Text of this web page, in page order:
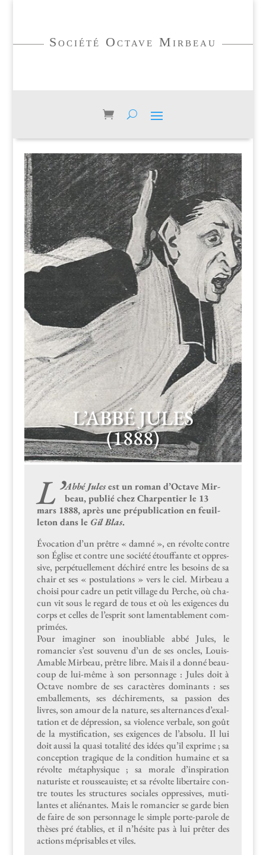
Société Octave Mirbeau
L’ABBÉ JULES
(1888)
L’Abbé Julesest un roman d’Octave Mir­
beau, pub­lié chez Char­p­en­tier le 13
mars 1888, après une prépub­li­ca­tion en feuil­
leton dans le Gil Blas.
Évo­ca­tion d’un prêtre « damné », en révolte con­tre
son Église et con­tre une société étouf­fante et oppres­
sive, per­pétuelle­ment déchiré entre les besoins de sa
chair et ses « pos­tu­la­tions » vers le ciel. Mir­beau a
choisi pour cadre un petit vil­lage du Perche, où cha­
cun vit sous le regard de tous et où les exi­gences du
corps et celles de l’e­sprit sont lam­en­ta­ble­ment com­
primées.
Pour imag­in­er son inou­bli­able abbé Jules, le
romanci­er s’est sou­venu d’un de ses oncles, Louis-
Amable Mir­beau, prêtre libre. Mais il a don­né beau­
coup de lui-même à son per­son­nage : Jules doit à
Octave nom­bre de ses car­ac­tères dom­i­nants : ses
emballe­ments, ses déchire­ments, sa pas­sion des
livres, son amour de la nature, ses alter­nances d’ex­al­
ta­tion et de dépres­sion, sa vio­lence ver­bale, son goût
de la mys­ti­fi­ca­tion, ses exi­gences de l’ab­solu. Il lui
doit aus­si la qua­si total­ité des idées qu’il exprime ; sa
con­cep­tion trag­ique de la con­di­tion humaine et sa
révolte méta­physique ; sa morale d’in­spi­ra­tion
natur­iste et rousseauiste; et sa révolte lib­er­taire con­
tre toutes les struc­tures sociales oppres­sives, muti­
lantes et alié­nantes. Mais le romanci­er se garde bien
de faire de son per­son­nage le sim­ple porte-parole de
thès­es pré établies, et il n’hésite pas à lui prêter des
actions mépris­ables et viles.